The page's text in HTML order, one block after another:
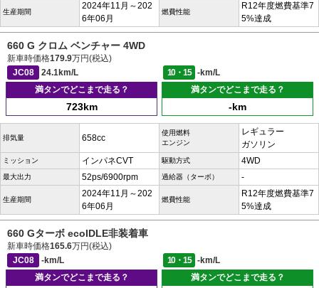
生産期間
2024年11月～202
6年06月
燃費性能
R12年度燃費基準7
5%達成
660 G クロム ベンチャー 4WD
新車時価格179.9万円(税込)
JC08
24.1km/L 10・15
-km/L
満タンでどこまで走る？
723km
満タンでどこまで走る？
-km
排気量 658cc
使用燃料
エンジン
レギュラー
ガソリン
ミッション インパネCVT 駆動方式 4WD
最大出力 52ps/6900rpm 過給器（ターボ） -
生産期間
2024年11月～202
6年06月
燃費性能
R12年度燃費基準7
5%達成
660 Gターボ ecoIDLE非装着車
新車時価格165.6万円(税込)
JC08
-km/L 10・15
-km/L
満タンでどこまで走る？
満タンでどこまで走る？